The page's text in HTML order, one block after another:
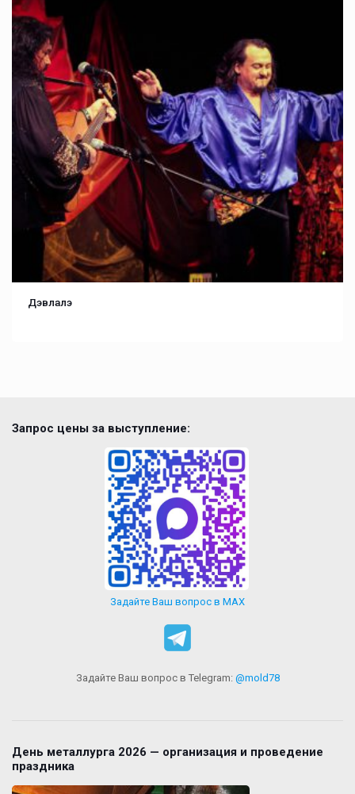
Дэвлалэ
Запрос цены за выступление:
Задайте Ваш вопрос в MAX
Задайте Ваш вопрос в Telegram: @mold78
День металлурга 2026 — организация и проведение
праздника